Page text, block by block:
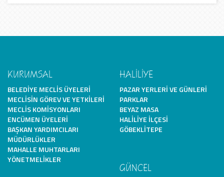
KURUMSAL
BELEDIYE MECLIS ÜYELERI
MECLISIN GÖREV VE YETKILERI
MECLIS KOMISYONLARI
ENCÜMEN ÜYELERI
BAŞKAN YARDIMCILARI
MÜDÜRLÜKLER
MAHALLE MUHTARLARI
YÖNETMELIKLER
HALİLİYE
PAZAR YERLERI VE GÜNLERI
PARKLAR
BEYAZ MASA
HALILIYE İLÇESI
GÖBEKLITEPE
GÜNCEL